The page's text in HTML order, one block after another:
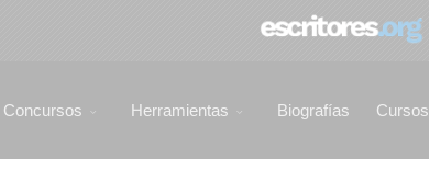
Concursos Herramientas Biografías Cursos